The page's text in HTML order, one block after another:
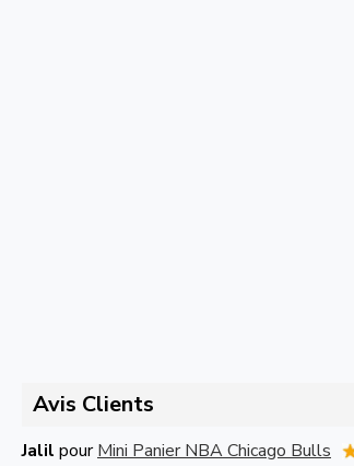
Avis Clients
Jalil pourMini Panier NBA Chicago Bulls